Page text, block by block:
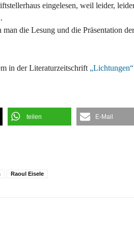
eingelesen, weil leider,
die Lesung und die Präsentation
in der Literaturzeitschrift „Lichtungen“
teilen E-Mail
Raoul Eisele